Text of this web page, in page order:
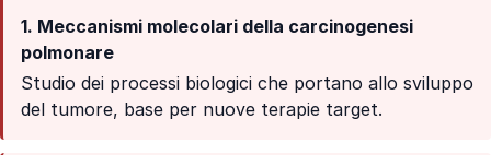
1. Meccanismi molecolari della carcinogenesi
polmonare
Studio dei processi biologici che portano allo sviluppo
del tumore, base per nuove terapie target.